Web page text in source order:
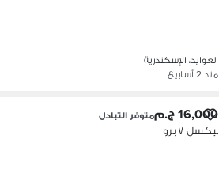
العوايد، الإسكندرية
منذ 2 أسابيع
16,000 ج.م متوفر التبادل
بيكسل ٧ برو